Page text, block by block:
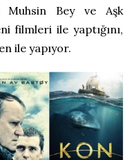
Muhsin Bey ve Aşk
filmleri ile yaptığını,
ile yapıyor.